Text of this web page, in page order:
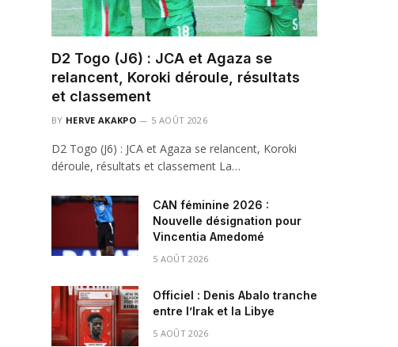
D2 Togo (J6) : JCA et Agaza se
relancent, Koroki déroule, résultats
et classement
BY HERVE AKAKPO 5 AOÛT 2026
D2 Togo (J6) : JCA et Agaza se relancent, Koroki
déroule, résultats et classement La…
CAN féminine 2026 :
Nouvelle désignation pour
Vincentia Amedomé
5 AOÛT 2026
Officiel : Denis Abalo tranche
entre l’Irak et la Libye
5 AOÛT 2026